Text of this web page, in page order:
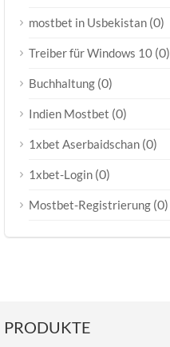
mostbet in Usbekistan (0)
Treiber für Windows 10 (0)
Buchhaltung (0)
Indien Mostbet (0)
1xbet Aserbaidschan (0)
1xbet-Login (0)
Mostbet-Registrierung (0)
PRODUKTE